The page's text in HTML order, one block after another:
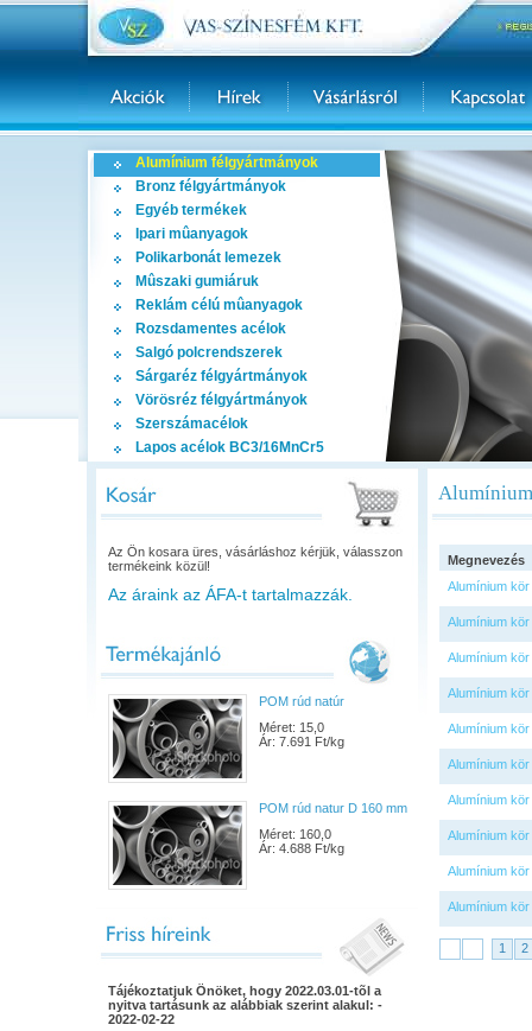
Alumínium félgyártmányok
Bronz félgyártmányok
Egyéb termékek
Ipari mûanyagok
Polikarbonát lemezek
Mûszaki gumiáruk
Reklám célú mûanyagok
Rozsdamentes acélok
Salgó polcrendszerek
Sárgaréz félgyártmányok
Vörösréz félgyártmányok
Szerszámacélok
Lapos acélok BC3/16MnCr5
Az Ön kosara üres, vásárláshoz kérjük, válasszon
termékeink közül!
Az áraink az ÁFA-t tartalmazzák.
POM rúd natúr
Méret: 15,0
Ár: 7.691 Ft/kg
POM rúd natur D 160 mm
Méret: 160,0
Ár: 4.688 Ft/kg
Tájékoztatjuk Önöket, hogy 2022.03.01-tõl a
nyitva tartásunk az alábbiak szerint alakul: -
2022-02-22
Megnevezés
Alumínium kör
Alumínium kör
Alumínium kör
Alumínium kör
Alumínium kör
Alumínium kör
Alumínium kör
Alumínium kör
Alumínium kör
Alumínium kör
1 2